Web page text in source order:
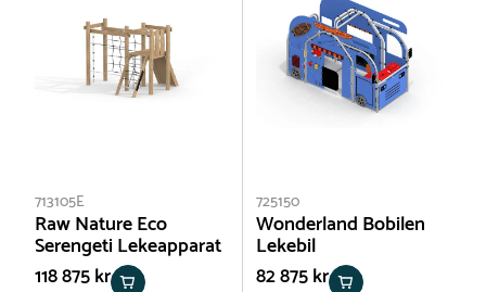
713105E
Raw Nature Eco
Serengeti Lekeapparat
118 875 kr
725150
Wonderland Bobilen
Lekebil
82 875 kr